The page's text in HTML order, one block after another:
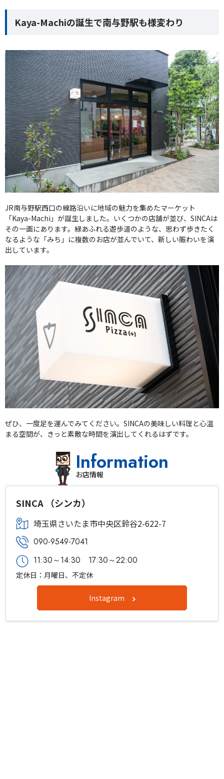
Kaya-Machiの誕生で南与野駅も様変わり
JR南与野駅西口の線路沿いに地域の魅力を集めたマーケット
「Kaya-Machi」が誕生しました。いくつかの店舗が並び、SINCAは
その一画にあります。緑あふれる遊歩道のような、思わず歩きたく
なるような「みち」に複数のお店が並んでいて、新しい賑わいを演
出しています。
ぜひ、一度足を運んでみてください。SINCAの美味しい料理と心温
まる空間が、きっと素敵な時間を演出してくれるはずです。
Information
お店情報
SINCA （シンカ）
埼玉県さいたま市中央区鈴谷2-622-7
090-9549-7041
11:30～14:30 17:30～22:00
定休日：月曜日、不定休
Instagram